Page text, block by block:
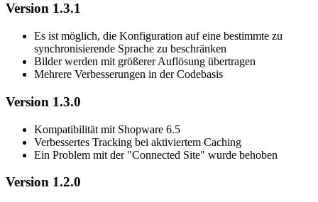
Version 1.3.1
Es ist möglich, die Konfiguration auf eine bestimmte zu
synchronisierende Sprache zu beschränken
Bilder werden mit größerer Auflösung übertragen
Mehrere Verbesserungen in der Codebasis
Version 1.3.0
Kompatibilität mit Shopware 6.5
Verbessertes Tracking bei aktiviertem Caching
Ein Problem mit der "Connected Site" wurde behoben
Version 1.2.0